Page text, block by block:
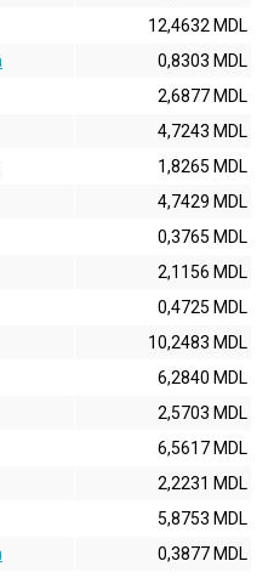
12,4632 MDL
0,8303 MDL
2,6877 MDL
4,7243 MDL
1,8265 MDL
4,7429 MDL
0,3765 MDL
2,1156 MDL
0,4725 MDL
10,2483 MDL
6,2840 MDL
2,5703 MDL
6,5617 MDL
2,2231 MDL
5,8753 MDL
0,3877 MDL